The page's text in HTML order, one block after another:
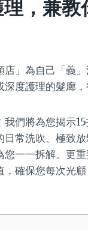
，兼教
」為自己「義
度護理的髮廊
們將為您揭示
常洗吹、極致
一一拆解。更
確保您每次光